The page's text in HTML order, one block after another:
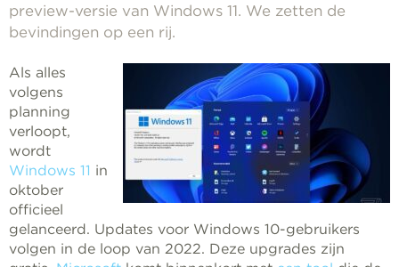
preview-versie van Windows 11. We zetten de
bevindingen op een rij.
Als alles
volgens
planning
verloopt,
wordt
Windows 11 in
oktober
officieel
gelanceerd. Updates voor Windows 10-gebruikers
volgen in de loop van 2022. Deze upgrades zijn